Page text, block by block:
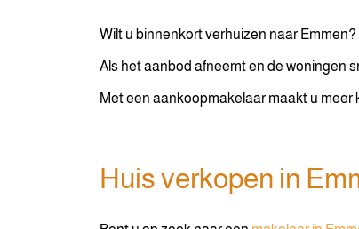
Wilt u binnenkort verhuizen naar
Als het aanbod afneemt en de woningen
Met een aankoopmakelaar maakt u meer
Huis verkopen in